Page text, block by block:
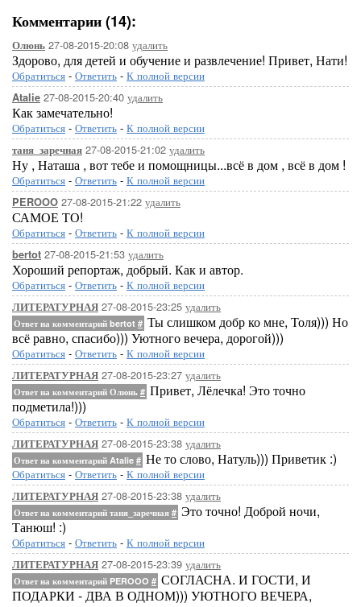
Комментарии (14):
Олюнь 27-08-2015-20:08 удалить
Здорово, для детей и обучение и развлечение! Привет, Нати!
Обратиться - Ответить - К полной версии
Atalie 27-08-2015-20:40 удалить
Как замечательно!
Обратиться - Ответить - К полной версии
таня_заречная 27-08-2015-21:02 удалить
Ну , Наташа , вот тебе и помощницы...всё в дом , всё в дом !
Обратиться - Ответить - К полной версии
PEROOO 27-08-2015-21:22 удалить
САМОЕ ТО!
Обратиться - Ответить - К полной версии
bertot 27-08-2015-21:53 удалить
Хороший репортаж, добрый. Как и автор.
Обратиться - Ответить - К полной версии
ЛИТЕРАТУРНАЯ 27-08-2015-23:25 удалить
Ответ на комментарий bertot # Ты слишком добр ко мне, Толя))) Но
всё равно, спасибо))) Уютного вечера, дорогой)))
Обратиться - Ответить - К полной версии
ЛИТЕРАТУРНАЯ 27-08-2015-23:27 удалить
Ответ на комментарий Олюнь # Привет, Лёлечка! Это точно
подметила!)))
Обратиться - Ответить - К полной версии
ЛИТЕРАТУРНАЯ 27-08-2015-23:38 удалить
Ответ на комментарий Atalie # Не то слово, Натуль))) Приветик :)
Обратиться - Ответить - К полной версии
ЛИТЕРАТУРНАЯ 27-08-2015-23:38 удалить
Ответ на комментарий таня_заречная # Это точно! Доброй ночи,
Танюш! :)
Обратиться - Ответить - К полной версии
ЛИТЕРАТУРНАЯ 27-08-2015-23:39 удалить
Ответ на комментарий PEROOO # СОГЛАСНА. И ГОСТИ, И
ПОДАРКИ - ДВА В ОДНОМ))) УЮТНОГО ВЕЧЕРА,